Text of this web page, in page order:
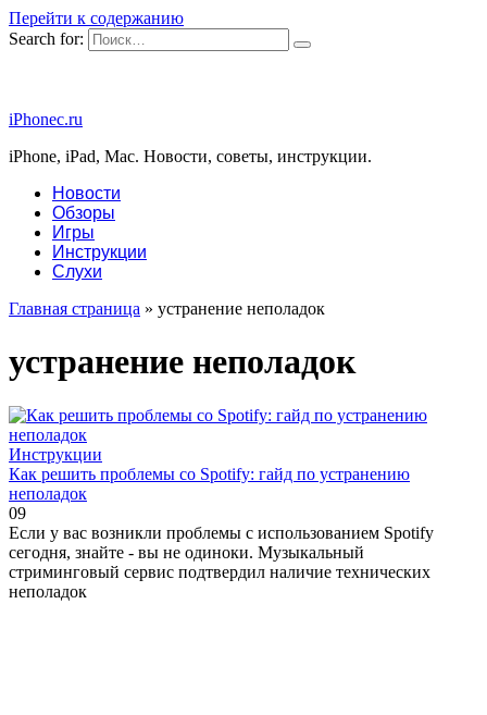
Перейти к содержанию
Search for:
iPhonec.ru
iPhone, iPad, Mac. Новости, советы, инструкции.
Новости
Обзоры
Игры
Инструкции
Слухи
Главная страница » устранение неполадок
устранение неполадок
Инструкции
Как решить проблемы со Spotify: гайд по устранению
неполадок
09
Если у вас возникли проблемы с использованием Spotify
сегодня, знайте - вы не одиноки. Музыкальный
стриминговый сервис подтвердил наличие технических
неполадок